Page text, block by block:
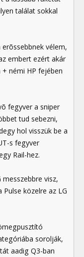
találat sokkal
erõssebbnek vélem,
embert ezért akár
némi HP fejében
fegyver a sniper
tud sebezni,
hol visszük be a
s fegyver
Rail-hez.
visz,
közelre az LG
sorolják,
aadig Q3-ban